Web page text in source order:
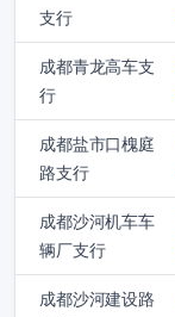
支行
成都青龙高车支
行
成都盐市口槐庭
路支行
成都沙河机车车
辆厂支行
成都沙河建设路